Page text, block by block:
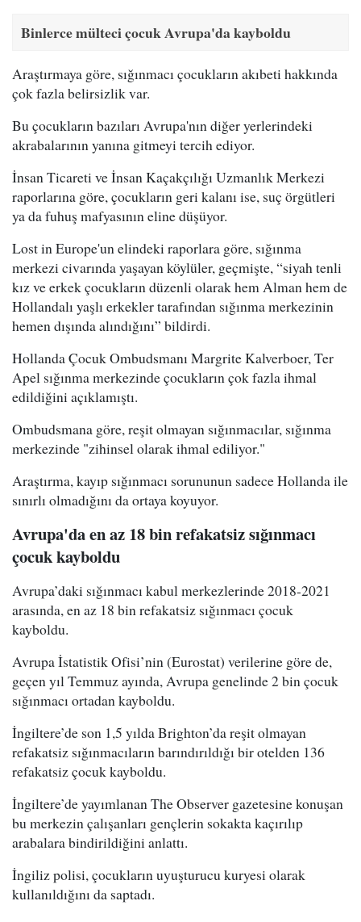
Binlerce mülteci çocuk Avrupa'da kayboldu
Araştırmaya göre, sığınmacı çocukların akıbeti hakkında
çok fazla belirsizlik var.
Bu çocukların bazıları Avrupa'nın diğer yerlerindeki
akrabalarının yanına gitmeyi tercih ediyor.
İnsan Ticareti ve İnsan Kaçakçılığı Uzmanlık Merkezi
raporlarına göre, çocukların geri kalanı ise, suç örgütleri
ya da fuhuş mafyasının eline düşüyor.
Lost in Europe'un elindeki raporlara göre, sığınma
merkezi civarında yaşayan köylüler, geçmişte, “siyah tenli
kız ve erkek çocukların düzenli olarak hem Alman hem de
Hollandalı yaşlı erkekler tarafından sığınma merkezinin
hemen dışında alındığını” bildirdi.
Hollanda Çocuk Ombudsmanı Margrite Kalverboer, Ter
Apel sığınma merkezinde çocukların çok fazla ihmal
edildiğini açıklamıştı.
Ombudsmana göre, reşit olmayan sığınmacılar, sığınma
merkezinde "zihinsel olarak ihmal ediliyor."
Araştırma, kayıp sığınmacı sorununun sadece Hollanda ile
sınırlı olmadığını da ortaya koyuyor.
Avrupa'da en az 18 bin refakatsiz sığınmacı
çocuk kayboldu
Avrupa’daki sığınmacı kabul merkezlerinde 2018-2021
arasında, en az 18 bin refakatsiz sığınmacı çocuk
kayboldu.
Avrupa İstatistik Ofisi’nin (Eurostat) verilerine göre de,
geçen yıl Temmuz ayında, Avrupa genelinde 2 bin çocuk
sığınmacı ortadan kayboldu.
İngiltere’de son 1,5 yılda Brighton’da reşit olmayan
refakatsiz sığınmacıların barındırıldığı bir otelden 136
refakatsiz çocuk kayboldu.
İngiltere’de yayımlanan The Observer gazetesine konuşan
bu merkezin çalışanları gençlerin sokakta kaçırılıp
arabalara bindirildiğini anlattı.
İngiliz polisi, çocukların uyuşturucu kuryesi olarak
kullanıldığını da saptadı.